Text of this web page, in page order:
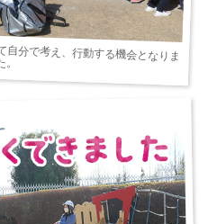
分で考え、行動する機会となりま
。